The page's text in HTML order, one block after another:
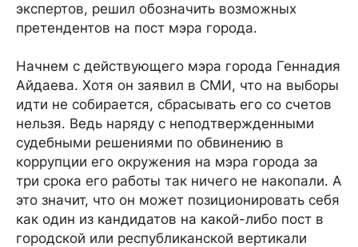
экспертов, решил обозначить возможных
претендентов на пост мэра города.
Начнем с действующего мэра города Геннадия
Айдаева. Хотя он заявил в СМИ, что на выборы
идти не собирается, сбрасывать его со счетов
нельзя. Ведь наряду с неподтвержденными
судебными решениями по обвинению в
коррупции его окружения на мэра города за
три срока его работы так ничего не накопали. А
это значит, что он может позиционировать себя
как один из кандидатов на какой-либо пост в
городской или республиканской вертикали